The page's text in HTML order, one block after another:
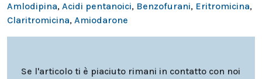
Amlodipina, Acidi pentanoici, Benzofurani, Eritromicina,
Claritromicina, Amiodarone
Se l'articolo ti è piaciuto rimani in contatto con noi